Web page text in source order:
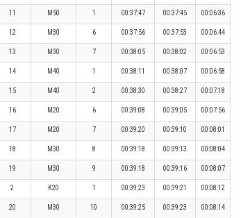
11 M50 1 00:37:47 00:37:45 00:06:36
12 M30 6 00:37:56 00:37:53 00:06:44
13 M30 7 00:38:05 00:38:02 00:06:53
14 M40 1 00:38:11 00:38:07 00:06:58
15 M40 2 00:38:30 00:38:27 00:07:18
16 M20 6 00:39:08 00:39:05 00:07:56
17 M20 7 00:39:20 00:39:10 00:08:01
18 M30 8 00:39:18 00:39:13 00:08:04
19 M30 9 00:39:18 00:39:16 00:08:07
2 K20 1 00:39:23 00:39:21 00:08:12
20 M30 10 00:39:25 00:39:23 00:08:14